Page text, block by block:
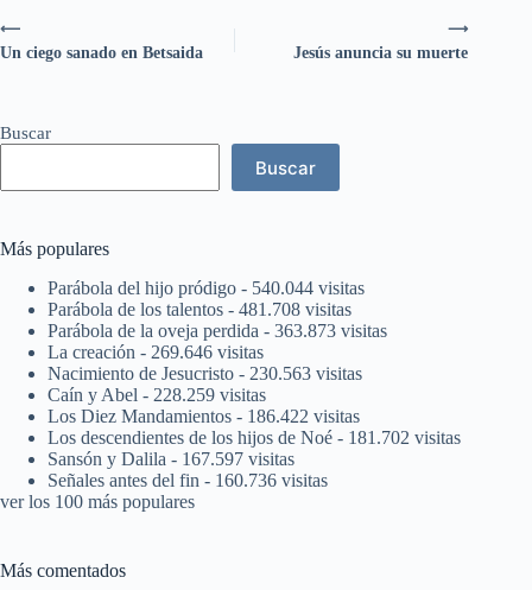
⟶
Jesús anuncia su muerte
⟵
Un ciego sanado en Betsaida
Buscar
Buscar
Más populares
Parábola del hijo pródigo - 540.044 visitas
Parábola de los talentos - 481.708 visitas
Parábola de la oveja perdida - 363.873 visitas
La creación - 269.646 visitas
Nacimiento de Jesucristo - 230.563 visitas
Caín y Abel - 228.259 visitas
Los Diez Mandamientos - 186.422 visitas
Los descendientes de los hijos de Noé - 181.702 visitas
Sansón y Dalila - 167.597 visitas
Señales antes del fin - 160.736 visitas
ver los 100 más populares
Más comentados